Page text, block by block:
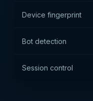
Device fingerprint
Bot detection
Session control